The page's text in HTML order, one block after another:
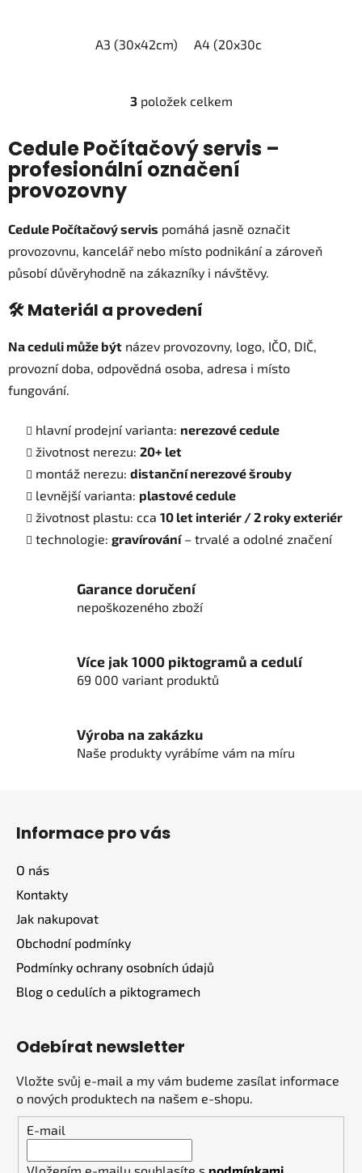
A3 (30x42cm) A4 (20x30cm)
O
l
á
d
í
p
r
k
y
v
ý
p
u
3položek celkem
Cedule Počítačový servis –
profesionální označení
provozovny
Cedule Počítačový servis pomáhá jasně označit
provozovnu, kancelář nebo místo podnikání a zároveň
působí důvěryhodně na zákazníky i návštěvy.
🛠️ Materiál a provedení
Na ceduli může být název provozovny, logo, IČO, DIČ,
provozní doba, odpovědná osoba, adresa i místo
fungování.
hlavní prodejní varianta: nerezové cedule
životnost nerezu: 20+ let
montáž nerezu: distanční nerezové šrouby
levnější varianta: plastové cedule
životnost plastu: cca 10 let interiér / 2 roky exteriér
technologie: gravírování– trvalé a odolné značení
Garance doručení
nepoškozeného zboží
Více jak 1000 piktogramů a cedulí
69 000 variant produktů
Výroba na zakázku
Naše produkty vyrábíme vám na míru
Informace pro vás
O nás
Kontakty
Jak nakupovat
Obchodní podmínky
Podmínky ochrany osobních údajů
Blog o cedulích a piktogramech
Odebírat newsletter
Vložte svůj e-mail a my vám budeme zasílat informace
o nových produktech na našem e-shopu.
E-mail